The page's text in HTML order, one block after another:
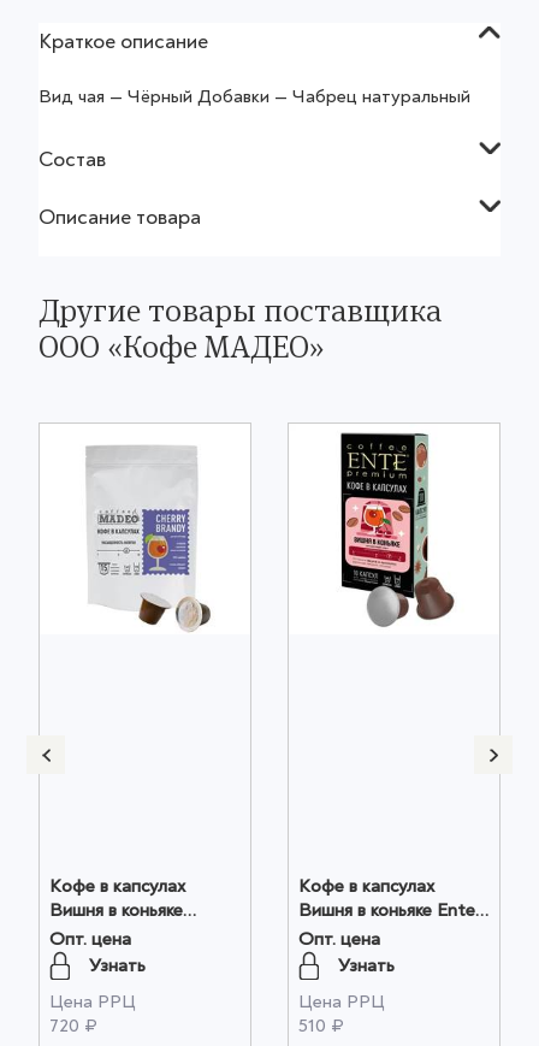
Краткое описание
Вид чая — Чёрный Добавки — Чабрец натуральный
Состав
Описание товара
Другие товары поставщика
OOO «Кофе МАДЕО»
Кофе в капсулах
Вишня в коньяке
Мадео 0,075кг оптом
Опт. цена
Узнать
Цена РРЦ
720 ₽
Кофе в капсулах
Вишня в коньяке Ente
0,05кг коробочка
оптом
Опт. цена
Узнать
Цена РРЦ
510 ₽